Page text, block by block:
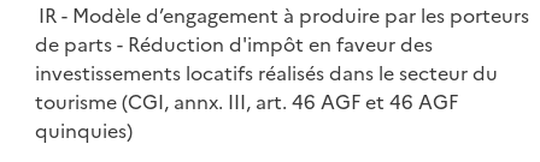
IR - Modèle d’engagement à produire par les porteurs
de parts - Réduction d'impôt en faveur des
investissements locatifs réalisés dans le secteur du
tourisme (CGI, annx. III, art. 46 AGF et 46 AGF
quinquies)